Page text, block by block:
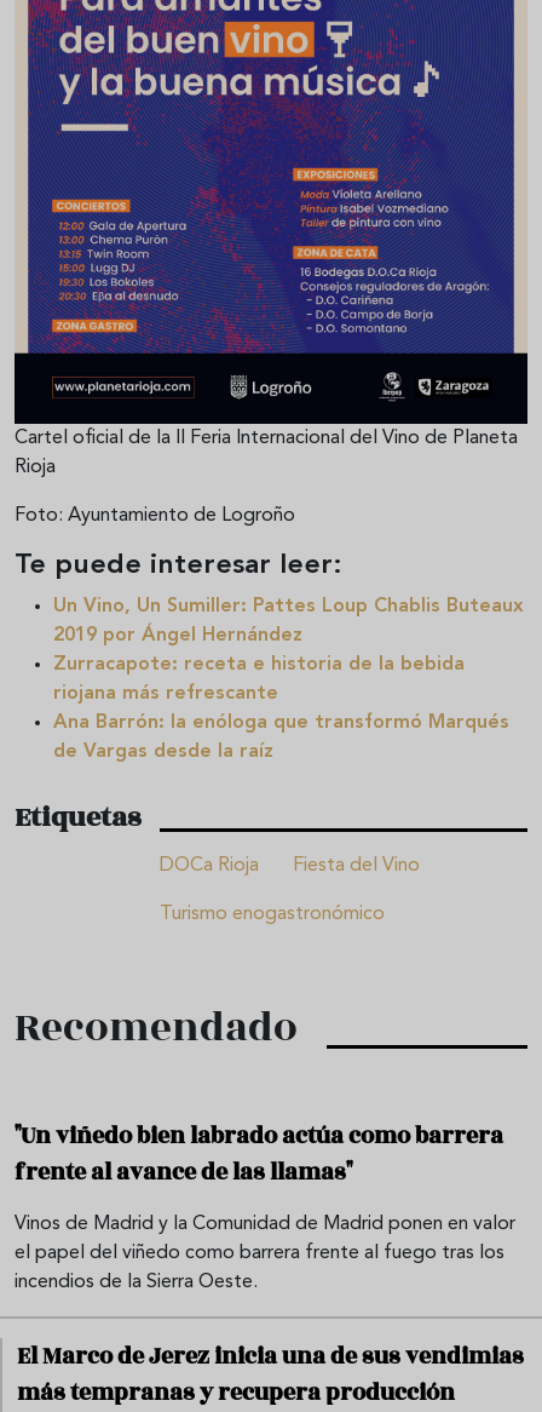
Cartel oficial de la II Feria Internacional del Vino de Planeta
Rioja
Foto: Ayuntamiento de Logroño
Te puede interesar leer:
Un Vino, Un Sumiller: Pattes Loup Chablis Buteaux
2019 por Ángel Hernández
Zurracapote: receta e historia de la bebida
riojana más refrescante
Ana Barrón: la enóloga que transformó Marqués
de Vargas desde la raíz
Etiquetas
DOCa Rioja Fiesta del Vino
Turismo enogastronómico
Recomendado
"Un viñedo bien labrado actúa como barrera
frente al avance de las llamas"
Vinos de Madrid y la Comunidad de Madrid ponen en valor
el papel del viñedo como barrera frente al fuego tras los
incendios de la Sierra Oeste.
El Marco de Jerez inicia una de sus vendimias
más tempranas y recupera producción